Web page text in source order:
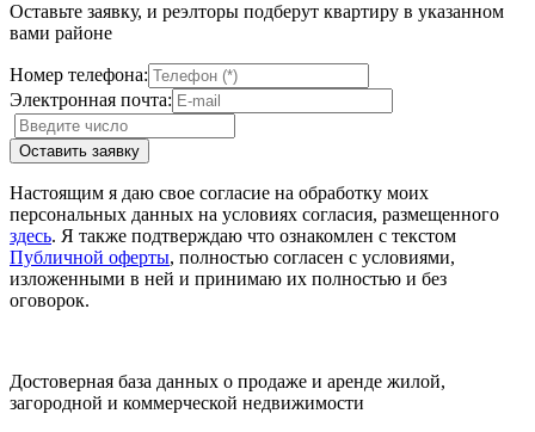
Оставьте заявку, и реэлторы подберут квартиру в указанном
вами районе
Номер телефона:
Электронная почта:
Настоящим я даю свое согласие на обработку моих
персональных данных на условиях согласия, размещенного
здесь. Я также подтверждаю что ознакомлен с текстом
Публичной оферты, полностью согласен с условиями,
изложенными в ней и принимаю их полностью и без
оговорок.
Достоверная база данных о продаже и аренде жилой,
загородной и коммерческой недвижимости